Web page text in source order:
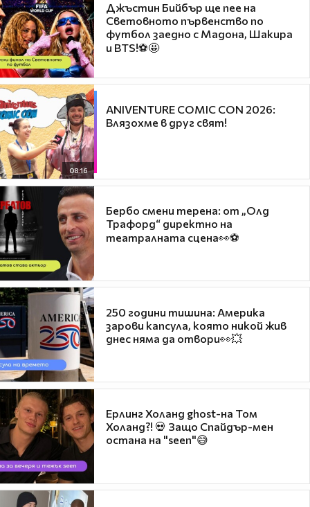
Джъстин Бийбър ще пее на
Световното първенство по
футбол заедно с Мадона, Шакира
и BTS!⚽🤩
08:16
ANIVENTURE COMIC CON 2026:
Влязохме в друг свят!
Бербо смени терена: от „Олд
Трафорд“ директно на
театралната сцена👀⚽
250 години тишина: Америка
зарови капсула, която никой жив
днес няма да отвори👀💥
Ерлинг Холанд ghost-на Том
Холанд?! 💀 Защо Спайдър-мен
остана на "seen"😅